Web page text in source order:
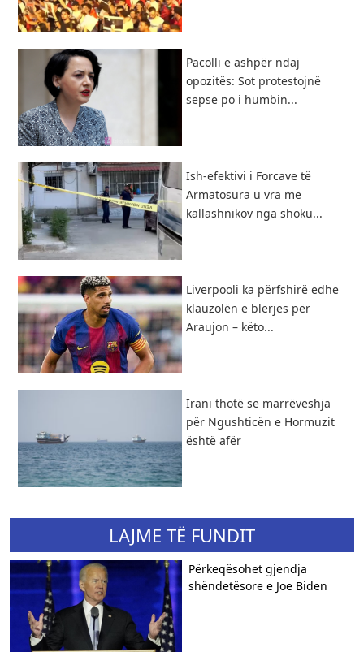
Pacolli e ashpër ndaj
opozitës: Sot protestojnë
sepse po i humbin...
Ish-efektivi i Forcave të
Armatosura u vra me
kallashnikov nga shoku...
Liverpooli ka përfshirë edhe
klauzolën e blerjes për
Araujon – këto...
Irani thotë se marrëveshja
për Ngushticën e Hormuzit
është afër
LAJME TË FUNDIT
Përkeqësohet gjendja
shëndetësore e Joe Biden